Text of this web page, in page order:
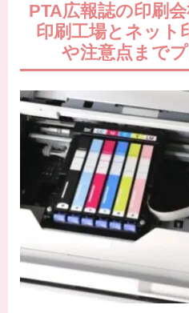
PTA広報誌の印刷
印刷工場とネット
や注意点まで